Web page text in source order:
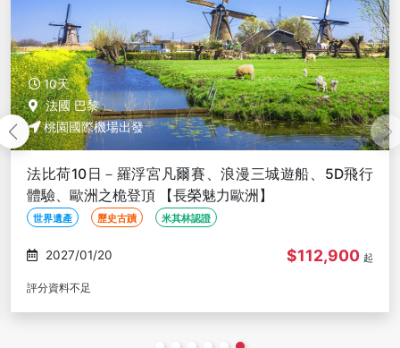
10天
法國 巴黎
桃園國際機場出發
法比荷10日－羅浮宮凡爾賽、浪漫三城遊船、5D飛行
體驗、歐洲之桅登頂 【長榮魅力歐洲】
世界遺產 歷史古蹟 米其林認證
2027/01/20 $112,900 起
評分資料不足